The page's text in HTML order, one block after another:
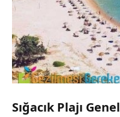
Sığacık Plajı